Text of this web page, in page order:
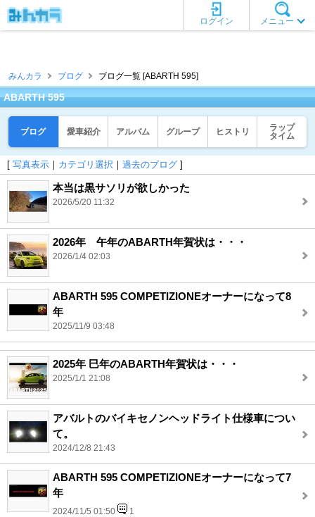
メニュー
ログイン
みんカラ ブログ ブログ一覧 [ABARTH 595]
ABARTH 595
ブログ 愛車紹介 アルバム グループ ヒストリ
ラップ
タイム
[ 写真表示 ｜ カテゴリ選択 ｜ 過去のブログ ]
本当は黒サソリが欲しかった
2026/5/20 11:32
2026年 午年のABARTH年賀状は・・・
2026/1/4 02:03
ABARTH 595 COMPETIZIONEオーナーになって8
年
2025/11/9 03:48
2025年 巳年のABARTH年賀状は・・・
2025/1/1 21:08
アバルトのバイキセノンヘッドライト仕様車につい
て。
2024/12/8 21:43
ABARTH 595 COMPETIZIONEオーナーになって7
年
2024/11/5 01:50 1